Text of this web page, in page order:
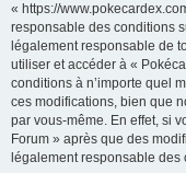
« https://
responsable des conditions
légalement responsable de
utiliser et accéder à «
conditions à n’importe quel
ces modifications, bien que
par vous-même. En effet, si
Forum » après que des
légalement responsable